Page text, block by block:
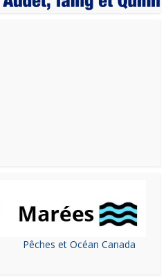
Pêches et Océan Canada